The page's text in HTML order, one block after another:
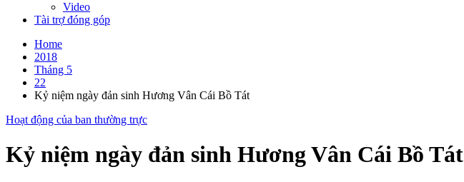
Video
Tài trợ đóng góp
Home
2018
Tháng 5
22
Kỷ niệm ngày đản sinh Hương Vân Cái Bồ Tát
Hoạt động của ban thường trực
Kỷ niệm ngày đản sinh Hương Vân Cái Bồ Tát